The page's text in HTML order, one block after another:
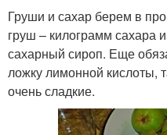
Груши и сахар берем в
груш – килограмм сахара
сахарный сироп. Еще
ложку лимонной кислоты,
очень сладкие.